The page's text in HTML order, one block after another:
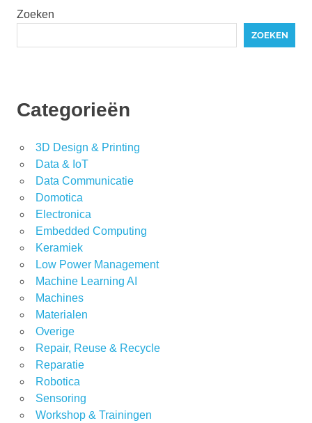
Zoeken
ZOEKEN
Categorieën
3D Design & Printing
Data & IoT
Data Communicatie
Domotica
Electronica
Embedded Computing
Keramiek
Low Power Management
Machine Learning AI
Machines
Materialen
Overige
Repair, Reuse & Recycle
Reparatie
Robotica
Sensoring
Workshop & Trainingen